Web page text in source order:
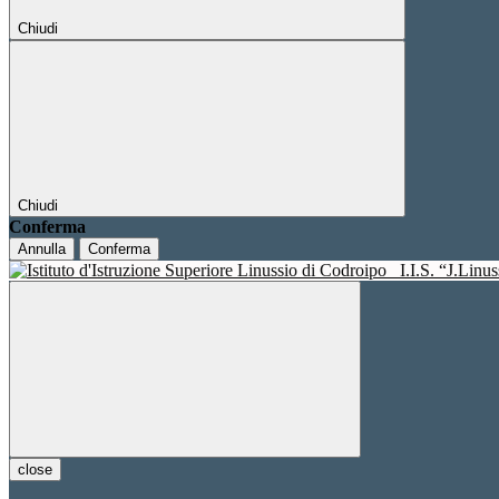
Chiudi
Chiudi
Conferma
Annulla Conferma
I.I.S.
close